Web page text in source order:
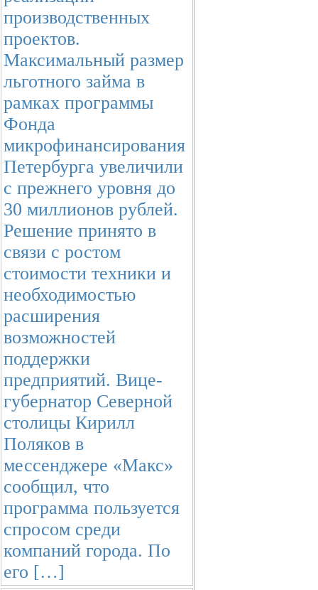
производственных
проектов.
Максимальный размер
льготного займа в
рамках программы
Фонда
микрофинансирования
Петербурга увеличили
с прежнего уровня до
30 миллионов рублей.
Решение принято в
связи с ростом
стоимости техники и
необходимостью
расширения
возможностей
поддержки
предприятий. Вице-
губернатор Северной
столицы Кирилл
Поляков в
мессенджере «Макс»
сообщил, что
программа пользуется
спросом среди
компаний города. По
его […]